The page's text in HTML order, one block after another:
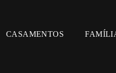
CASAMENTOS